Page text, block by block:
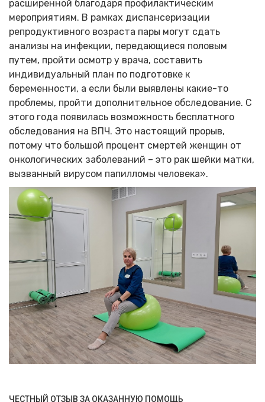
расширенной благодаря профилактическим
мероприятиям. В рамках диспансеризации
репродуктивного возраста пары могут сдать
анализы на инфекции, передающиеся половым
путем, пройти осмотр у врача, составить
индивидуальный план по подготовке к
беременности, а если были выявлены какие-то
проблемы, пройти дополнительное обследование. С
этого года появилась возможность бесплатного
обследования на ВПЧ. Это настоящий прорыв,
потому что большой процент смертей женщин от
онкологических заболеваний – это рак шейки матки,
вызванный вирусом папилломы человека».
ЧЕСТНЫЙ ОТЗЫВ ЗА ОКАЗАННУЮ ПОМОЩЬ